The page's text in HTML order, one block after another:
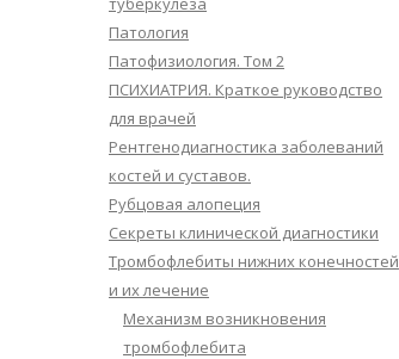
Патология
Патофизиология. Том 2
ПСИХИАТРИЯ. Краткое руководство
для врачей
Рентгенодиагностика заболеваний
костей и суставов.
Рубцовая алопеция
Секреты клинической диагностики
Тромбофлебиты нижних конечностей
и их лечение
Механизм возникновения
тромбофлебита